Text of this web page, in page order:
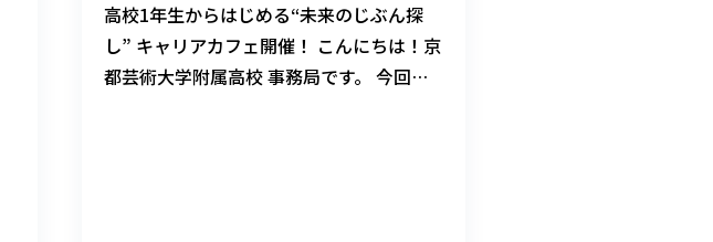
高校1年生からはじめる“未来のじぶん探
し” キャリアカフェ開催！ こんにちは！京
都芸術大学附属高校 事務局です。 今回